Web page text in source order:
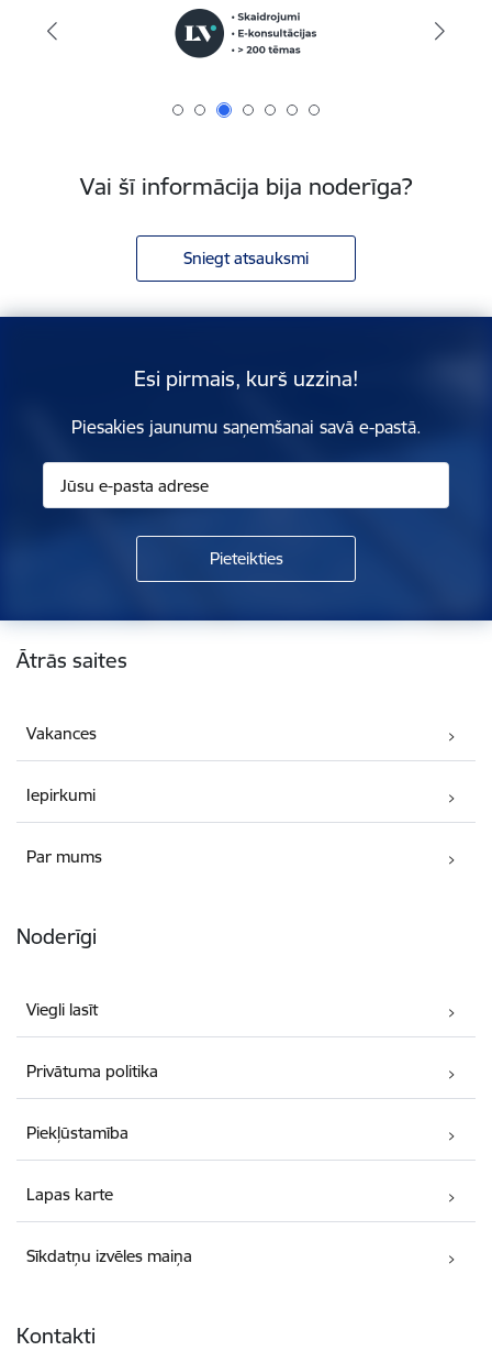
Vai šī informācija bija noderīga?
Sniegt atsauksmi
Esi pirmais, kurš uzzina!
Piesakies jaunumu saņemšanai savā e-pastā.
Kājene
Ātrās saites
Vakances
Iepirkumi
Par mums
Noderīgi
Viegli lasīt
Privātuma politika
Piekļūstamība
Lapas karte
Sīkdatņu izvēles maiņa
Kontakti